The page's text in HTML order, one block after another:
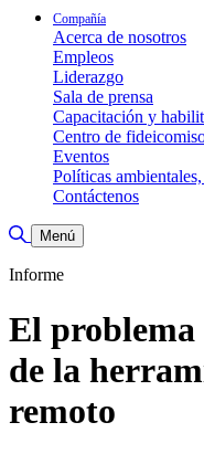
Compañía
Acerca de nosotros
Empleos
Liderazgo
Sala de prensa
Capacitación y
Centro de
Eventos
Políticas
Contáctenos
Alternar búsqueda
Menú
Informe
El problema
de la
remoto